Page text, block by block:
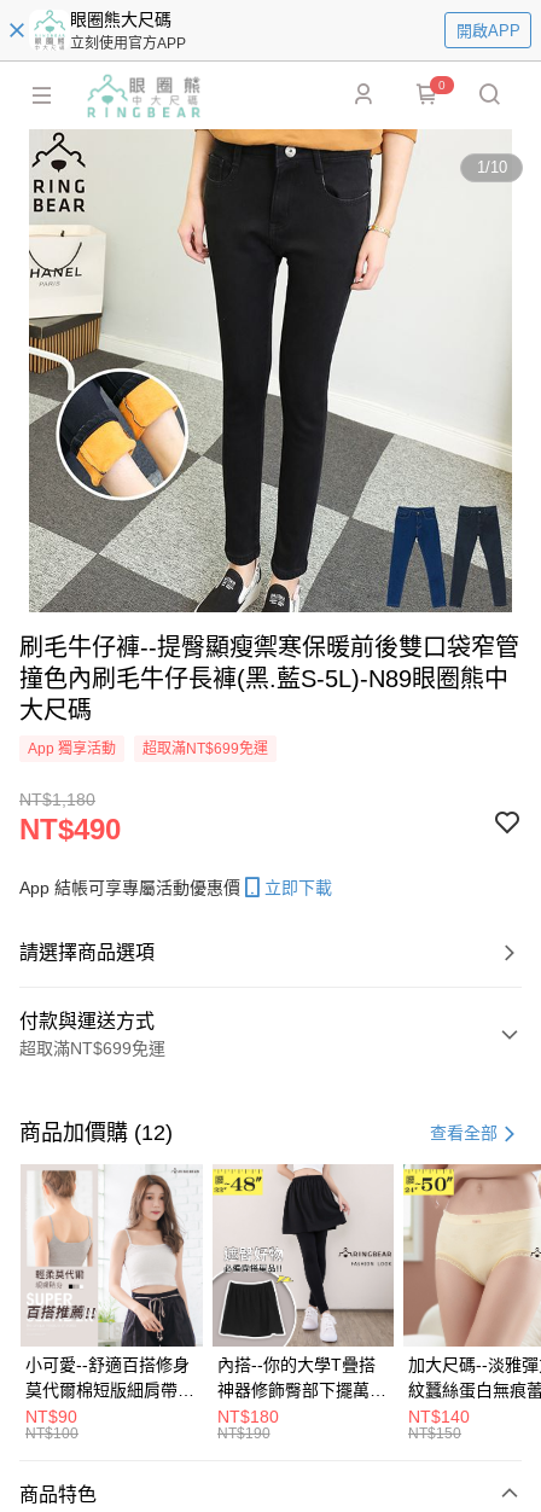
眼圈熊大尺碼
立刻使用官方APP
開啟APP
0
1/10
刷毛牛仔褲--提臀顯瘦禦寒保暖前後雙口袋窄管
撞色內刷毛牛仔長褲(黑.藍S-5L)-N89眼圈熊中
大尺碼
App 獨享活動 超取滿NT$699免運
NT$1,180
NT$490
App 結帳可享專屬活動優惠價 立即下載
請選擇商品選項
付款與運送方式
超取滿NT$699免運
信用卡一次付款
超商取貨付款
LINE Pay
Apple Pay
街口支付
悠遊付
Google Pay
全盈+PAY
大哥付你分期
商品加價購 (12) 查看全部
小可愛--舒適百搭修身
莫代爾棉短版細肩帶素
色背心(白.黑.灰L-2L)-
U582眼圈熊中大尺碼
NT$90
NT$100
內搭--你的大學T疊搭
神器修飾臀部下擺萬用
內搭裙/遮臀裙(黑2L-
6L)-Q155眼圈熊中大
NT$180
NT$190
加大尺碼--淡雅
紋蠶絲蛋白無痕
角內褲(白.粉.藍.
3L)-L28眼圈熊中
NT$140
NT$150
商品特色